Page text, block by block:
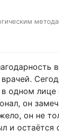
одном
он
он не
и остаётся